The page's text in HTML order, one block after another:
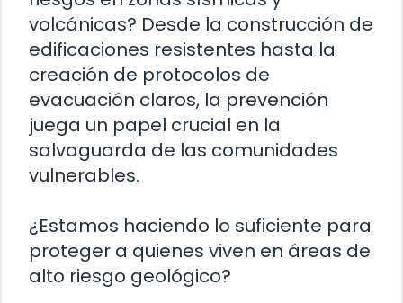
volcánicas? Desde la construcción de
edificaciones resistentes hasta la
creación de protocolos de
evacuación claros, la prevención
juega un papel crucial en la
salvaguarda de las comunidades
vulnerables.
¿Estamos haciendo lo suficiente para
proteger a quienes viven en áreas de
alto riesgo geológico?